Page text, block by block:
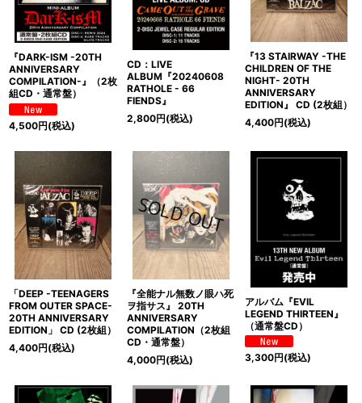
『DARK-ISM -20TH
ANNIVERSARY
COMPILATION-』（2枚
組CD・通常盤）
4,500円(税込)
CD：LIVE
ALBUM『20240608
RATHOLE - 66
FIENDS』
2,800円(税込)
『13 STAIRWAY -THE
CHILDREN OF THE
NIGHT- 20TH
ANNIVERSARY
EDITION』 CD (2枚組）
4,400円(税込)
「DEEP -TEENAGERS
FROM OUTER SPACE-
20TH ANNIVERSARY
EDITION」 CD (2枚組）
4,400円(税込)
『全能ナル無数ノ眼ハ死
ヲ指サス』 20TH
ANNIVERSARY
COMPILATION（2枚組
CD・通常盤）
4,000円(税込)
アルバム『EVIL
LEGEND THIRTEEN』
（通常盤CD）
3,300円(税込)